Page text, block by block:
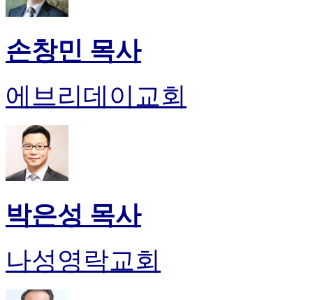
손창민 목사
에브리데이교회
박은성 목사
나성영락교회